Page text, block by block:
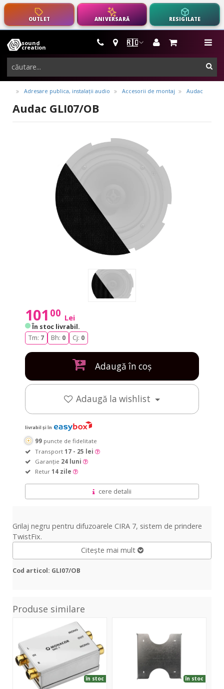
OUTLET ANIVERSARĂ RESIGILATE
🇷🇴
sound
creation
instrumente
muzicale,
echipamente
pro-
audio
Adresare publica, instalații audio Accesorii de montaj Audac
Audac GLI07/OB
101 00 Lei
În stoc livrabil.
Tm: 7 Bh: 0 Cj: 0
Adaugă în coș
Adaugă la wishlist
livrabil și în
99 puncte de fidelitate
Transport 17 - 25 lei
Garanție 24 luni
Retur 14 zile
cere detalii
Grilaj negru pentru difuzoarele CIRA 7, sistem de prindere
TwistFix.
Citește mai mult
Cod articol: GLI07/OB
Produse similare
în stoc în stoc